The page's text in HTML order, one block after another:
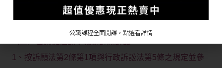
得主張徵收處分係違法行政處分，故甲應提起撤銷訴願訴
1、按訴願法第2條第1項與行政訴訟法第5條之規定並參
公職課程全面開課，點選看詳情